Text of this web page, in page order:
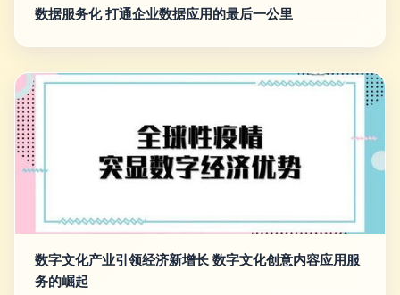
数据服务化 打通企业数据应用的最后一公里
数字文化产业引领经济新增长 数字文化创意内容应用服
务的崛起